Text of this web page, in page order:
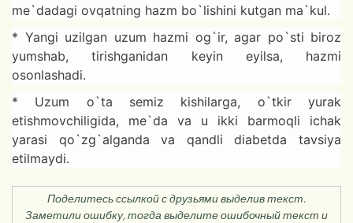
me`dadagi ovqatning hazm bo`lishini kutgan ma`kul.
* Yangi uzilgan uzum hazmi og`ir, agar po`sti biroz
yumshab, tirishganidan keyin eyilsa, hazmi
osonlashadi.
* Uzum o`ta semiz kishilarga, o`tkir yurak
etishmovchiligida, me`da va u ikki barmoqli ichak
yarasi qo`zg`alganda va qandli diabetda tavsiya
etilmaydi.
Поделитесь ссылкой с друзьями выделив текст.
Заметили ошибку, тогда выделите ошибочный текст и